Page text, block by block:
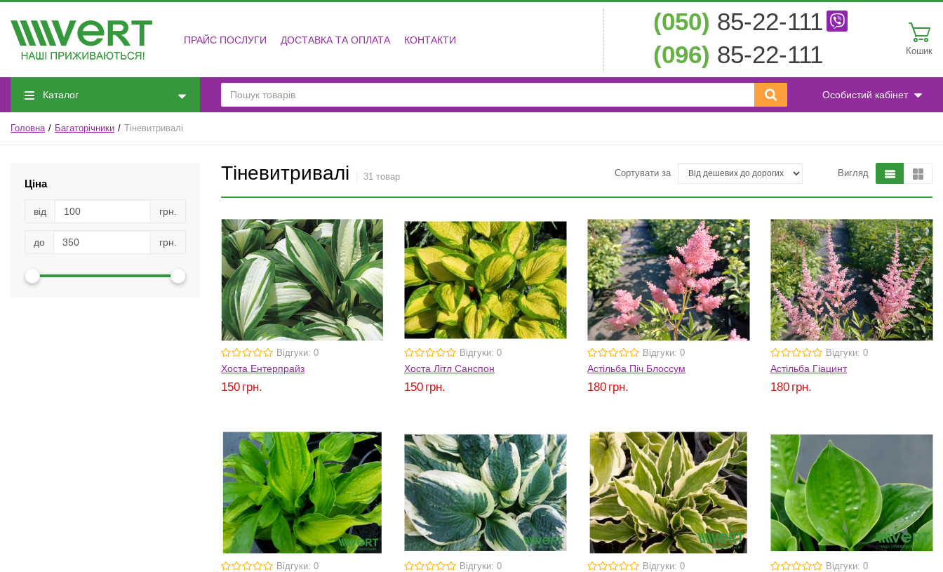
ПРАЙС ПОСЛУГИ ДОСТАВКА ТА ОПЛАТА КОНТАКТИ
(050) 85-22-111
(096) 85-22-111 Кошик
Каталог Особистий кабінет
Головна Багаторічники Тіневитривалі
Ціна
від грн.
до грн.
Тіневитривалі 31 товар Сортувати за Вигляд
Відгуки: 0
Хоста Ентерпрайз
150 грн.
Відгуки: 0
Хоста Літл Санспон
150 грн.
Відгуки: 0
Астільба Піч Блоссум
180 грн.
Відгуки: 0
Астільба Гіацинт
180 грн.
Відгуки: 0 Відгуки: 0 Відгуки: 0 Відгуки: 0